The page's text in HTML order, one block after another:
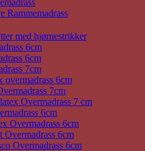
Rammemadrass
med hjørnestrikker
6cm
6cm
7cm
overmadrass 6cm
7cm
Overmadrass 7 cm
6cm
Overmadrass 6cm
Overmadrass 6cm
Overmadrass 6cm